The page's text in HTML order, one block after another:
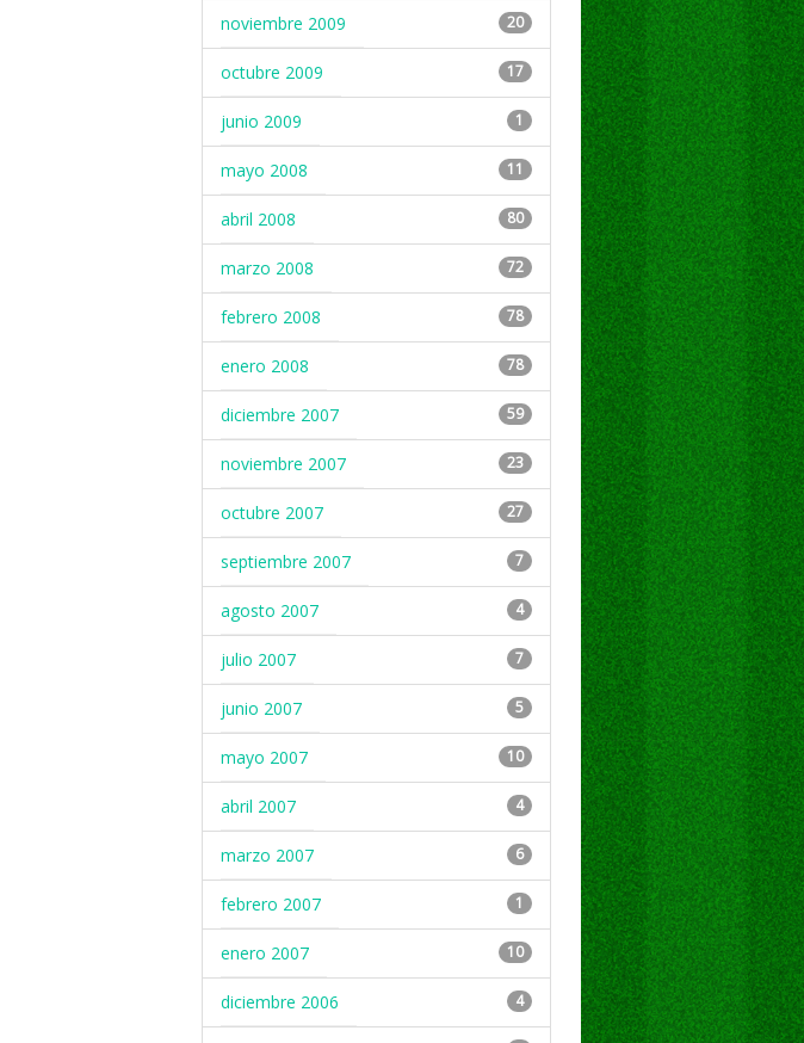
noviembre 2009 20
octubre 2009 17
junio 2009 1
mayo 2008 11
abril 2008 80
marzo 2008 72
febrero 2008 78
enero 2008 78
diciembre 2007 59
noviembre 2007 23
octubre 2007 27
septiembre 2007 7
agosto 2007 4
julio 2007 7
junio 2007 5
mayo 2007 10
abril 2007 4
marzo 2007 6
febrero 2007 1
enero 2007 10
diciembre 2006 4